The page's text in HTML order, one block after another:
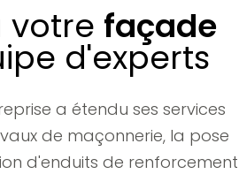
votre façade
d'experts
a étendu ses services
de maçonnerie, la pose
d'enduits de renforcement